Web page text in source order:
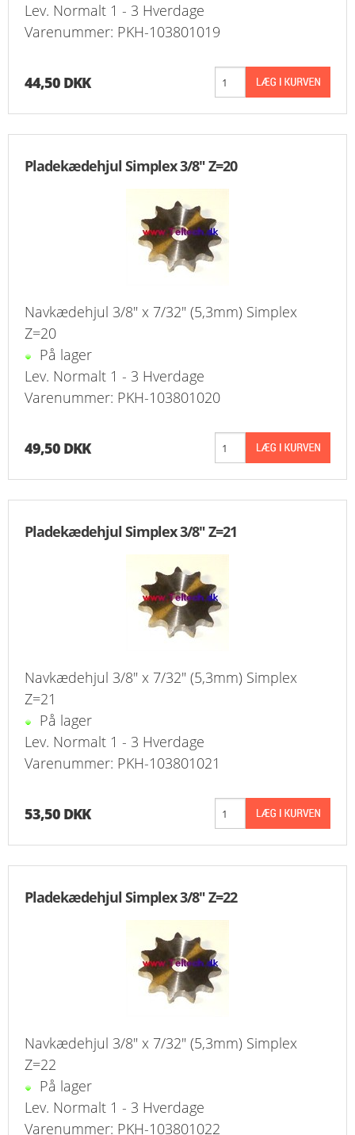
Lev. Normalt 1 - 3 Hverdage
Varenummer: PKH-103801019
44,50 DKK
Pladekædehjul Simplex 3/8" Z=20
Navkædehjul 3/8" x 7/32" (5,3mm) Simplex
Z=20
På lager
Lev. Normalt 1 - 3 Hverdage
Varenummer: PKH-103801020
49,50 DKK
Pladekædehjul Simplex 3/8" Z=21
Navkædehjul 3/8" x 7/32" (5,3mm) Simplex
Z=21
På lager
Lev. Normalt 1 - 3 Hverdage
Varenummer: PKH-103801021
53,50 DKK
Pladekædehjul Simplex 3/8" Z=22
Navkædehjul 3/8" x 7/32" (5,3mm) Simplex
Z=22
På lager
Lev. Normalt 1 - 3 Hverdage
Varenummer: PKH-103801022